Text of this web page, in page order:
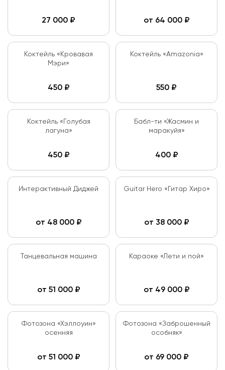
27 000 ₽ от 64 000₽
Коктейль «Кровавая
Мэри»
450₽
Коктейль «Amazonia»
550 ₽
Коктейль «Голубая
лагуна»
450₽
Бабл-ти «Жасмин и
маракуйя»
400₽
Интерактивный Диджей
от 48 000₽
Guitar Hero «Гитар Хиро»
от 38 000₽
Танцевальная машина
от 51 000₽
Караоке «Лети и пой»
от 49 000₽
Фотозона «Хэллоуин»
осенняя
от 51 000₽
Фотозона «Заброшенный
особняк»
от 69 000 ₽